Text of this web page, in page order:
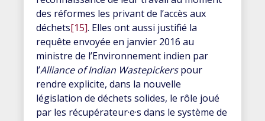
des réformes les privant de l’accès aux
déchets[15]. Elles ont aussi justifié la
requête envoyée en janvier 2016 au
ministre de l’Environnement indien par
l’Alliance of Indian Wastepickerspour
rendre explicite, dans la nouvelle
législation de déchets solides, le rôle joué
par les récupérateur·e·s dans le système de